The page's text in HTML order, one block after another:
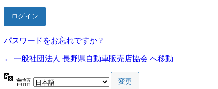
パスワードをお忘れですか ?
← 一般社団法人 長野県自動車販売店協会 へ移動
言語